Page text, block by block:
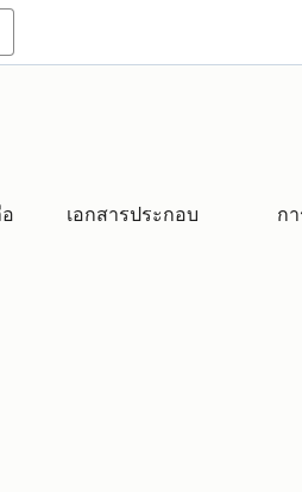
เอกสารประกอบ ก